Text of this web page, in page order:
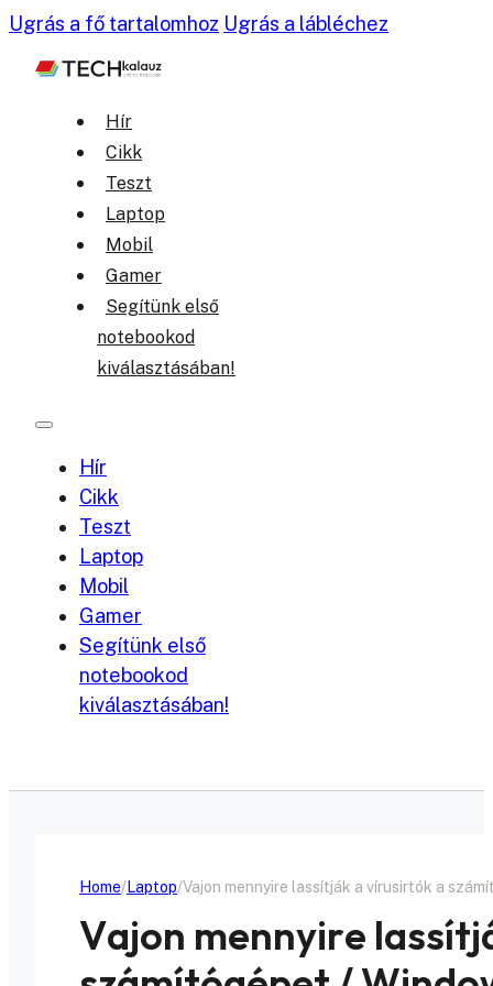
Ugrás a fő tartalomhoz Ugrás a lábléchez
Hír
Cikk
Teszt
Laptop
Mobil
Gamer
Segítünk első
notebookod
kiválasztásában!
Hír
Cikk
Teszt
Laptop
Mobil
Gamer
Segítünk első
notebookod
kiválasztásában!
Home Laptop Vajon mennyire lassítják a vírusirtók a
Vajon mennyire